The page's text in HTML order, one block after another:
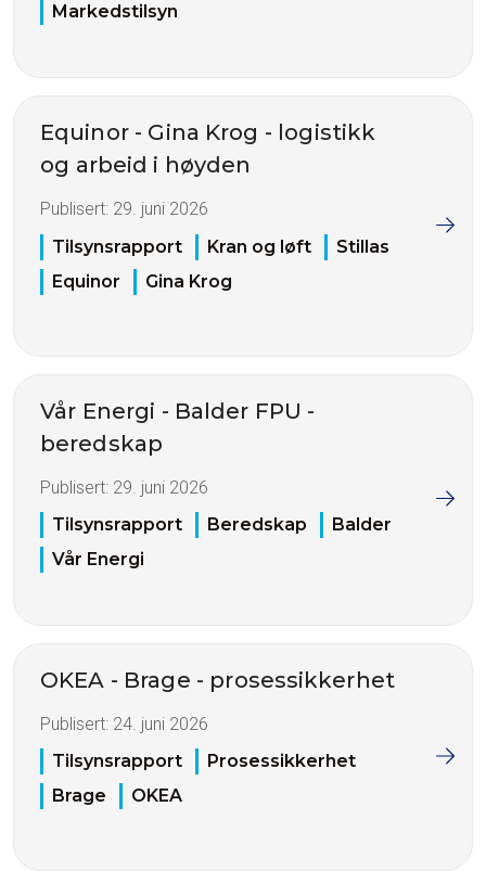
Markedstilsyn
Equinor - Gina Krog - logistikk
og arbeid i høyden
Publisert: 29. juni 2026
Tilsynsrapport
Kran og løft
Stillas
Equinor
Gina Krog
Vår Energi - Balder FPU -
beredskap
Publisert: 29. juni 2026
Tilsynsrapport
Beredskap
Balder
Vår Energi
OKEA - Brage - prosessikkerhet
Publisert: 24. juni 2026
Tilsynsrapport
Prosessikkerhet
Brage
OKEA